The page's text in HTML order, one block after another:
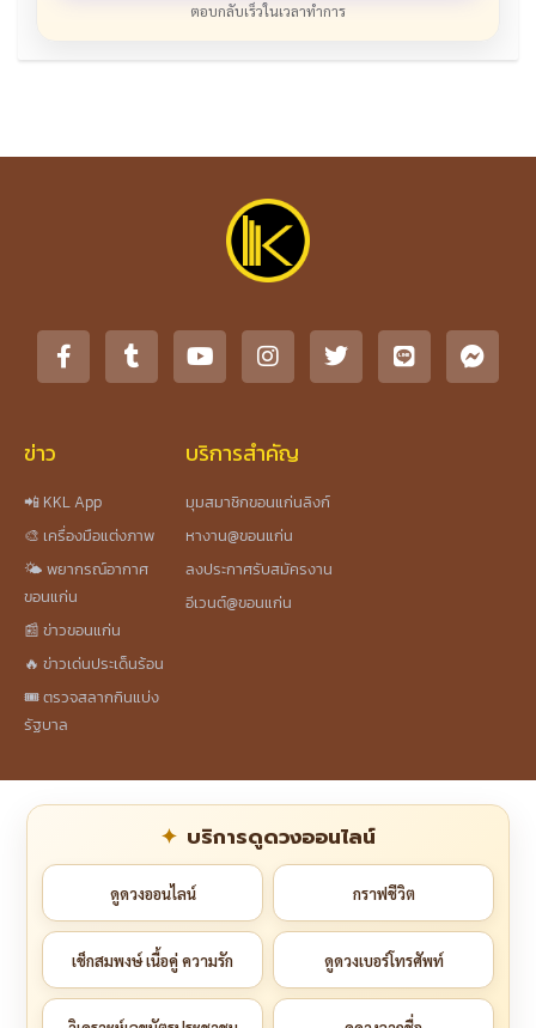
ตอบกลับเร็วในเวลาทำการ
ข่าว
📲 KKL App
🎨 เครื่องมือแต่งภาพ
🌤️ พยากรณ์อากาศ
ขอนแก่น
📰 ข่าวขอนแก่น
🔥 ข่าวเด่นประเด็นร้อน
🎟️ ตรวจสลากกินแบ่ง
รัฐบาล
บริการสำคัญ
มุมสมาชิกขอนแก่นลิงก์
หางาน@ขอนแก่น
ลงประกาศรับสมัครงาน
อีเวนต์@ขอนแก่น
บริการดูดวงออนไลน์
ดูดวงออนไลน์ กราฟชีวิต
เช็กสมพงษ์ เนื้อคู่ ความรัก ดูดวงเบอร์โทรศัพท์